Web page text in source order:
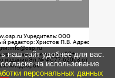
Учредитель: ООО
редактор: Христов П.В. Адрес
info@osp.ru
маркировка: 12+
издания Эл.№ ФС77-62008 от
наш сайт удобнее для вас.
на использование
персональных данных